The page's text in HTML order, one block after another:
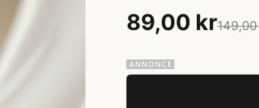
89,00 kr